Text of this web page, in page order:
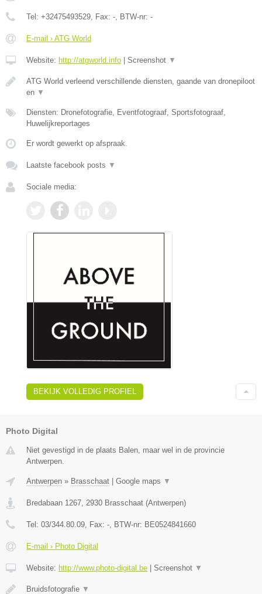
Tel: +32475493529, Fax: -, BTW-nr: -
E-mail › ATG World
Website: http://atgworld.info Screenshot ▼
ATG World verleend verschillende diensten, gaande van dronepiloot
en ▼
Diensten: Dronefotografie, Eventfotograaf, Sportsfotograaf,
Huwelijkreportages
Er wordt gewerkt op afspraak.
Laatste facebook posts ▼
Sociale media:
BEKIJK VOLLEDIG PROFIEL
Photo Digital
Niet gevestigd in de plaats Balen, maar wel in de provincie
Antwerpen.
Antwerpen » Brasschaat | Google maps ▼
Bredabaan 1267 2930 Brasschaat (Antwerpen)
Tel: 03/344.80.09 , Fax: - , BTW-nr: BE0524841660
E-mail › Photo Digital
Website: http://www.photo-digital.be | Screenshot ▼
Bruidsfotografie ▼